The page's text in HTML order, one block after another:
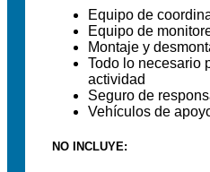
Equipo de
Equipo de
Montaje y
Todo lo necesario
actividad
Seguro de
Vehículos de
NO INCLUYE: